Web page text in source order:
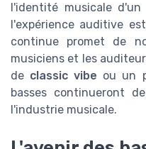
l'identité musicale
l'expérience auditive
continue promet de
musiciens et les
de classic vibe ou un
basses continueront
l'industrie musicale.